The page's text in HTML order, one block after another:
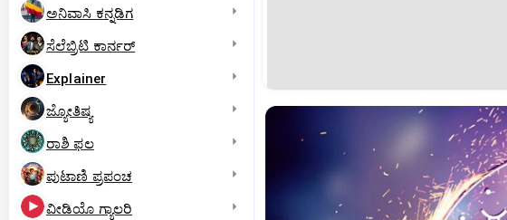
ಅನಿವಾಸಿ ಕನ್ನಡಿಗ
ಸೆಲೆಬ್ರಿಟಿ ಕಾರ್ನರ್‌
Explainer
ಜ್ಯೋತಿಷ್ಯ
ರಾಶಿ ಫಲ
ಪುಟಾಣಿ ಪ್ರಪಂಚ
ವೀಡಿಯೊ ಗ್ಯಾಲರಿ